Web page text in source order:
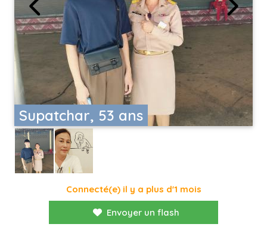
Supatchar, 53 ans
Connecté(e) il y a plus d'1 mois
Envoyer un flash